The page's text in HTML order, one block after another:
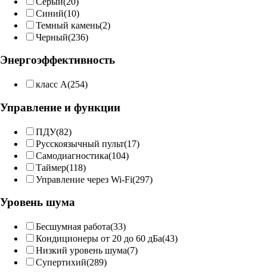
Синий(10)
Темный камень(2)
Черный(236)
Энергоэффективность
класс A(254)
Управление и функции
ПДУ(82)
Русскоязычный пульт(17)
Самодиагностика(104)
Таймер(118)
Управление через Wi-Fi(297)
Уровень шума
Бесшумная работа(33)
Кондиционеры от 20 до 60 дБа(43)
Низкий уровень шума(7)
Супертихий(289)